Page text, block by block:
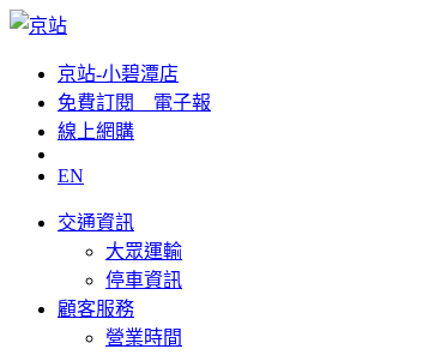
京站-小碧潭店
免費訂閱__電子報
線上網購
EN
交通資訊
大眾運輸
停車資訊
顧客服務
營業時間